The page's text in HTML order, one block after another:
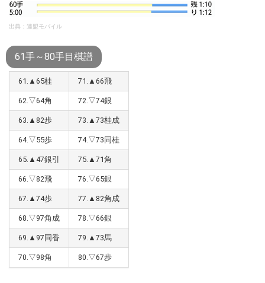
出典：連盟モバイル
61手～80手目棋譜
61.▲65桂 71.▲66飛
62.▽64角 72.▽74銀
63.▲82歩 73.▲73桂成
64.▽55歩 74.▽73同桂
65.▲47銀引 75.▲71角
66.▽82飛 76.▽65銀
67.▲74歩 77.▲82角成
68.▽97角成 78.▽66銀
69.▲97同香 79.▲73馬
70.▽98角 80.▽67歩